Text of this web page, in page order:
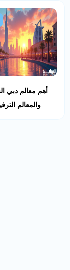
أهم معالم دبي
والمعالم